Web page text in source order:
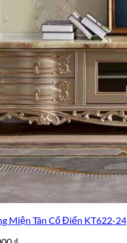
Miện Tân Cổ Điển KT622-24